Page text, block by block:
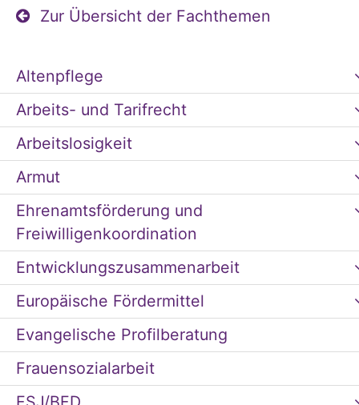
Zur Übersicht der Fachthemen
Altenpflege
Arbeits- und Tarifrecht
Arbeitslosigkeit
Armut
Ehrenamtsförderung und
Freiwilligenkoordination
Entwicklungszusammenarbeit
Europäische Fördermittel
Evangelische Profilberatung
Frauensozialarbeit